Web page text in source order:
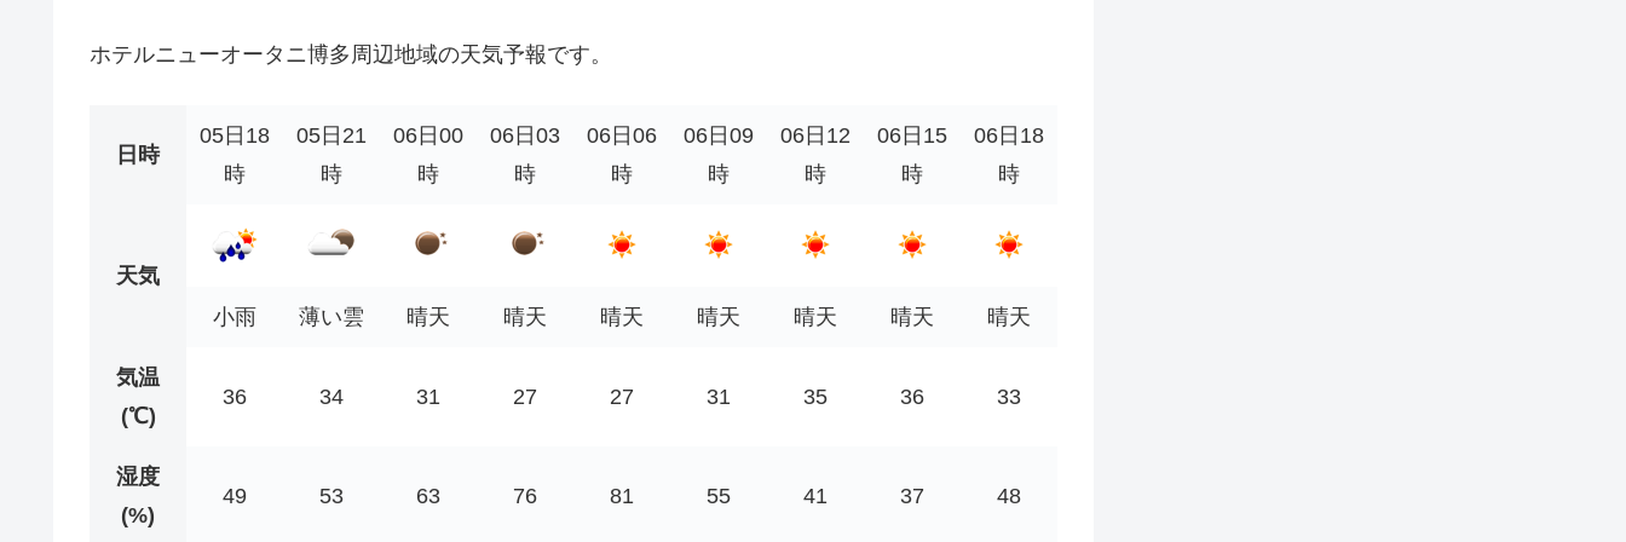
ホテルニューオータニ博多周辺地域の天気予報です。
日時
05日18
時
05日21
時
06日00
時
06日03
時
06日06
時
06日09
時
06日12
時
06日15
時
06日18
時
天気
小雨
薄い雲 晴天 晴天 晴天 晴天 晴天 晴天 晴天
気温
(℃)
36 34 31 27 27 31 35 36 33
湿度
(%)
49 53 63 76 81 55 41 37 48